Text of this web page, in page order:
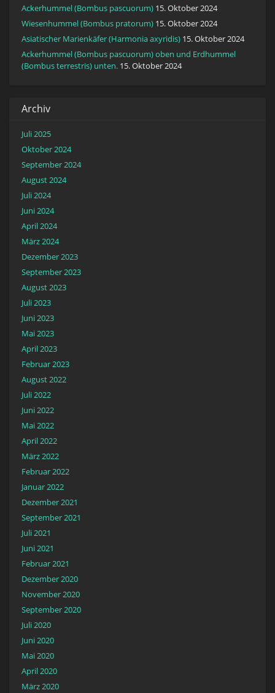
Ackerhummel (Bombus pascuorum) 15. Oktober 2024
Wiesenhummel (Bombus pratorum) 15. Oktober 2024
Asiatischer Marienkäfer (Harmonia axyridis) 15. Oktober 2024
Ackerhummel (Bombus pascuorum) oben und Erdhummel
(Bombus terrestris) unten. 15. Oktober 2024
Archiv
Juli 2025
Oktober 2024
September 2024
August 2024
Juli 2024
Juni 2024
April 2024
März 2024
Dezember 2023
September 2023
August 2023
Juli 2023
Juni 2023
Mai 2023
April 2023
Februar 2023
August 2022
Juli 2022
Juni 2022
Mai 2022
April 2022
März 2022
Februar 2022
Januar 2022
Dezember 2021
September 2021
Juli 2021
Juni 2021
Februar 2021
Dezember 2020
November 2020
September 2020
Juli 2020
Juni 2020
Mai 2020
April 2020
März 2020